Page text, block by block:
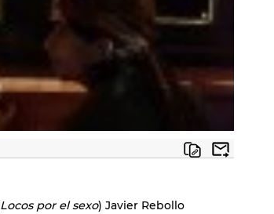
Locos por el sexo) Javier Rebollo